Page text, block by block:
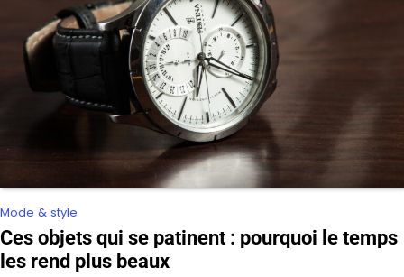
Mode & style
Ces objets qui se patinent : pourquoi le temps
les rend plus beaux